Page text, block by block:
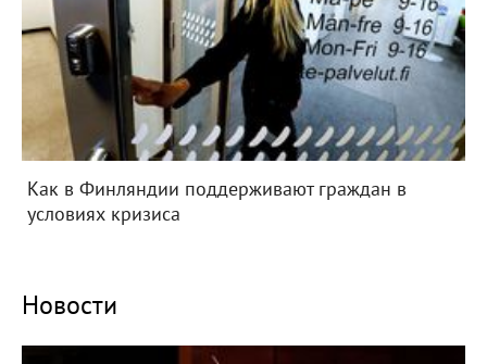
Как в Финляндии поддерживают граждан в
условиях кризиса
Новости